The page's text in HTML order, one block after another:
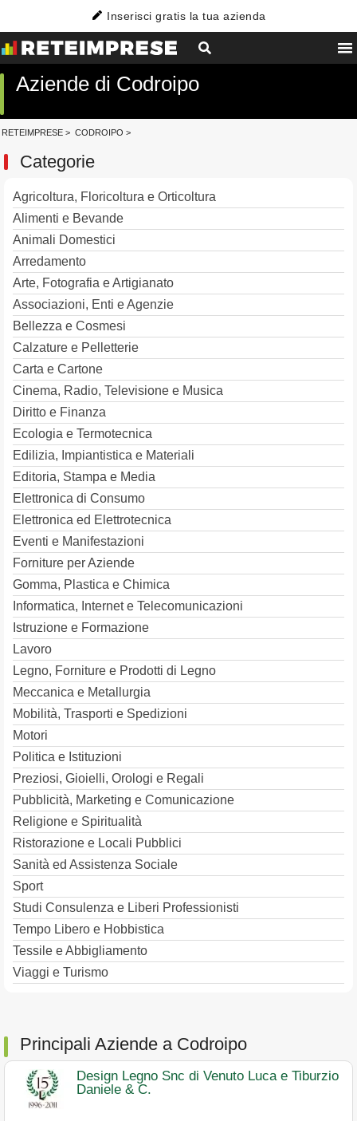
Inserisci gratis la tua azienda
Aziende di Codroipo
RETEIMPRESE > CODROIPO >
Categorie
Agricoltura, Floricoltura e Orticoltura
Alimenti e Bevande
Animali Domestici
Arredamento
Arte, Fotografia e Artigianato
Associazioni, Enti e Agenzie
Bellezza e Cosmesi
Calzature e Pelletterie
Carta e Cartone
Cinema, Radio, Televisione e Musica
Diritto e Finanza
Ecologia e Termotecnica
Edilizia, Impiantistica e Materiali
Editoria, Stampa e Media
Elettronica di Consumo
Elettronica ed Elettrotecnica
Eventi e Manifestazioni
Forniture per Aziende
Gomma, Plastica e Chimica
Informatica, Internet e Telecomunicazioni
Istruzione e Formazione
Lavoro
Legno, Forniture e Prodotti di Legno
Meccanica e Metallurgia
Mobilità, Trasporti e Spedizioni
Motori
Politica e Istituzioni
Preziosi, Gioielli, Orologi e Regali
Pubblicità, Marketing e Comunicazione
Religione e Spiritualità
Ristorazione e Locali Pubblici
Sanità ed Assistenza Sociale
Sport
Studi Consulenza e Liberi Professionisti
Tempo Libero e Hobbistica
Tessile e Abbigliamento
Viaggi e Turismo
Principali Aziende a Codroipo
Design Legno Snc di Venuto Luca e Tiburzio
Daniele & C.